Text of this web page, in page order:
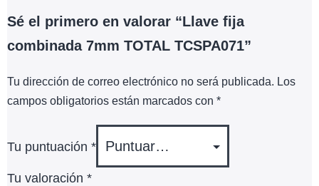
Sé el primero en valorar “Llave fija
combinada 7mm TOTAL TCSPA071”
Tu dirección de correo electrónico no será publicada. Los
campos obligatorios están marcados con *
Tu puntuación *
Tu valoración *